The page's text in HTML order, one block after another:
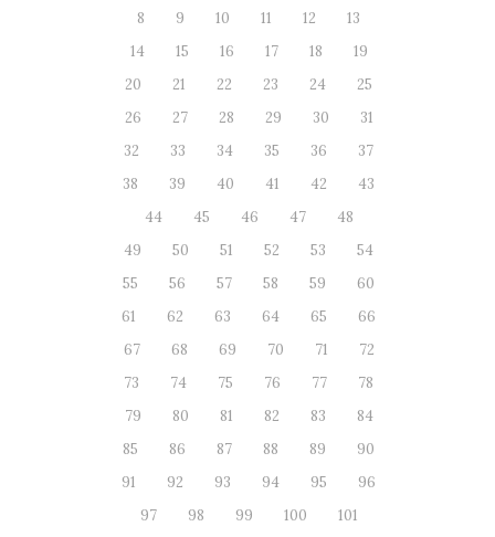
8 9 10 11 12
13
14
15 16 17 18
19
20
21 22 23 24
25
26
27 28 29 30
31
32
33 34 35 36
37
38
39 40 41 42
43
44
45 46 47
48
49
50 51 52 53
54
55
56 57 58 59
60
61
62 63 64 65
66
67
68 69 70 71
72
73
74 75 76 77
78
79
80 81 82 83
84
85
86 87 88 89
90
91
92 93 94 95
96
97
98 99 100
101